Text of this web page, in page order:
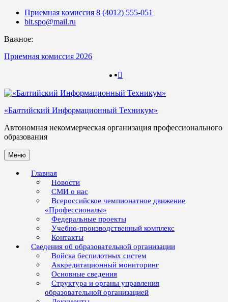
Skip
Приемная комиссия 8 (4012) 555-051
bit.spo@mail.ru
Важное:
Приемная комиссия 2026
«Балтийский Информационный Техникум»
Автономная некоммерческая организация профессионального
образования
Меню
Главная
Новости
СМИ о нас
Всероссийское чемпионатное движение
«Профессионалы»
Федеральные проекты
Учебно-производственный комплекс
Контакты
Сведения об образовательной организации
Войска беспилотных систем
Аккредитационный мониторинг
Основные сведения
Структура и органы управления
образовательной организацией